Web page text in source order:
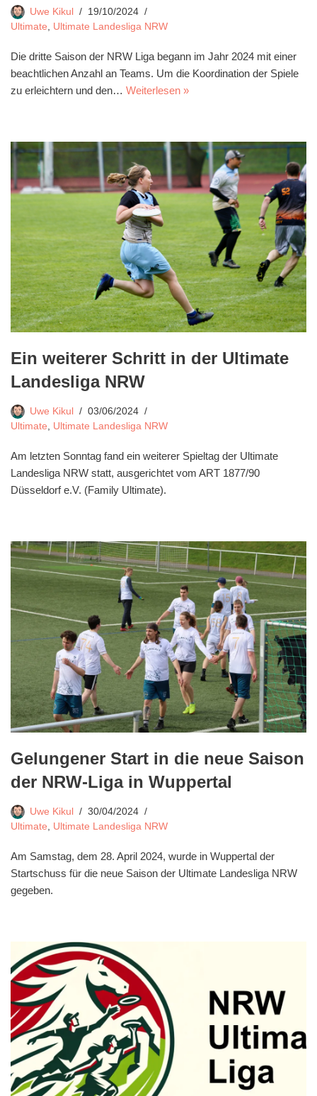
Uwe Kikul
19/10/2024
Ultimate, Ultimate Landesliga NRW
Die dritte Saison der NRW Liga begann im Jahr 2024 mit einer
beachtlichen Anzahl an Teams. Um die Koordination der Spiele
zu erleichtern und den… Weiterlesen »
Ein weiterer Schritt in der Ultimate
Landesliga NRW
Uwe Kikul
03/06/2024
Ultimate, Ultimate Landesliga NRW
Am letzten Sonntag fand ein weiterer Spieltag der Ultimate
Landesliga NRW statt, ausgerichtet vom ART 1877/90
Düsseldorf e.V. (Family Ultimate).
Gelungener Start in die neue Saison
der NRW-Liga in Wuppertal
Uwe Kikul
30/04/2024
Ultimate, Ultimate Landesliga NRW
Am Samstag, dem 28. April 2024, wurde in Wuppertal der
Startschuss für die neue Saison der Ultimate Landesliga NRW
gegeben.